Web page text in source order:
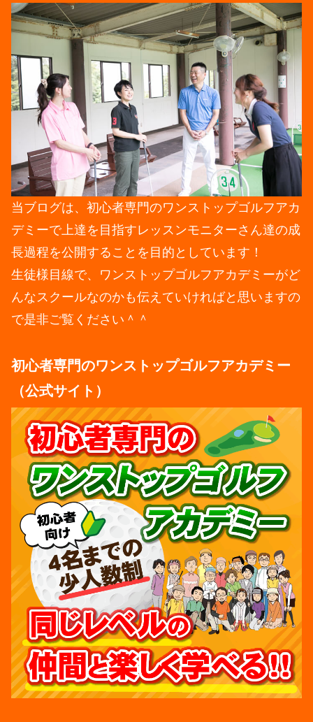
当ブログは、初心者専門のワンストップゴルフアカ
デミーで上達を目指すレッスンモニターさん達の成
長過程を公開することを目的としています！
生徒様目線で、ワンストップゴルフアカデミーがど
んなスクールなのかも伝えていければと思いますの
で是非ご覧ください＾＾
初心者専門のワンストップゴルフアカデミー
（公式サイト）